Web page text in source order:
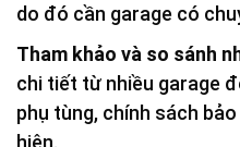
do đó cần garage có
Tham khảo và so sánh
chi tiết từ nhiều garage
phụ tùng, chính sách
hiện.